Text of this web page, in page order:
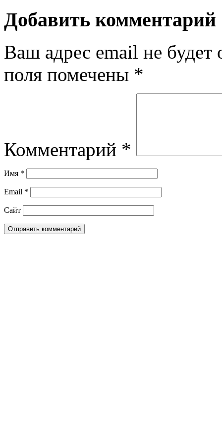
Добавить комментарий
Ваш адрес email не будет
поля помечены *
Комментарий *
Имя *
Email *
Сайт